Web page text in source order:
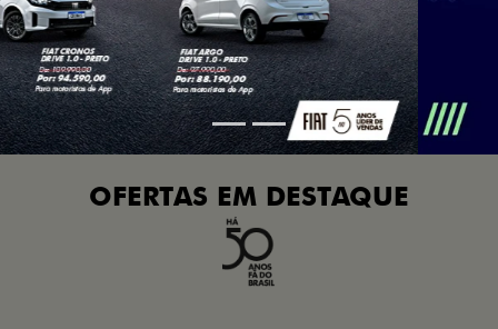
OFERTAS EM DESTAQUE